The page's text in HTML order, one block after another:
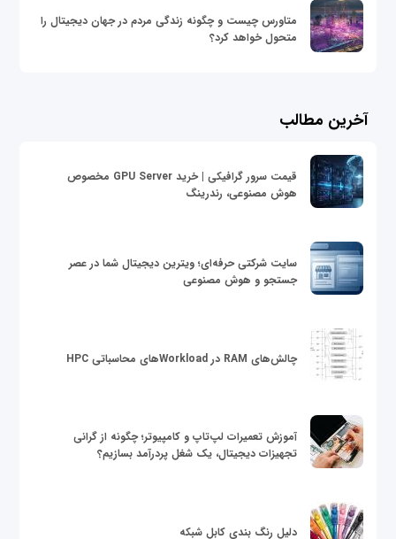
متاورس چیست و چگونه زندگی مردم در جهان دیجیتال را
متحول خواهد کرد؟
آخرین مطالب
قیمت سرور گرافیکی | خرید GPU Server مخصوص
هوش مصنوعی، رندرینگ
سایت شرکتی حرفه‌ای؛ ویترین دیجیتال شما در عصر
جستجو و هوش مصنوعی
چالش‌های RAM در Workloadهای محاسباتی HPC
آموزش تعمیرات لپ‌تاپ و کامپیوتر؛ چگونه از گرانی
تجهیزات دیجیتال، یک شغل پردرآمد بسازیم؟
دلیل رنگ بندی کابل شبکه